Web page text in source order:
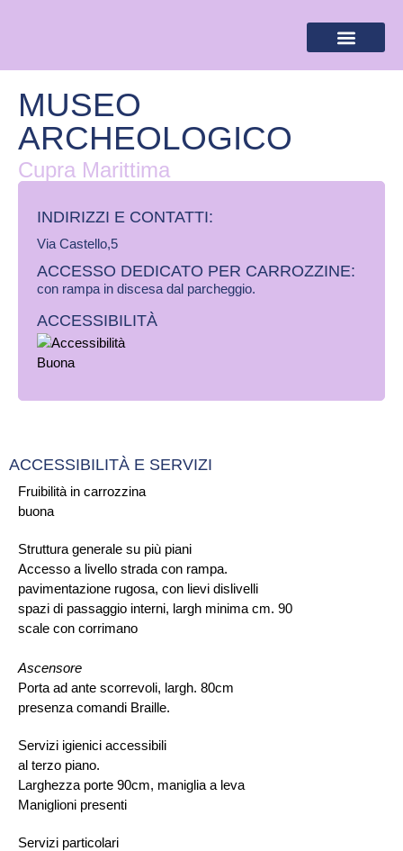
MUSEO
ARCHEOLOGICO
Cupra Marittima
INDIRIZZI E CONTATTI:​
Via Castello,5
ACCESSO DEDICATO PER CARROZZINE:
con rampa in discesa dal parcheggio.
ACCESSIBILITÀ
Fruibilità in carrozzina
buona
Struttura generale su più piani
Accesso a livello strada con rampa.
pavimentazione rugosa, con lievi dislivelli
spazi di passaggio interni, largh minima cm. 90
scale con corrimano
Ascensore
Porta ad ante scorrevoli, largh. 80cm
presenza comandi Braille.
Servizi igienici accessibili
al terzo piano.
Larghezza porte 90cm, maniglia a leva
Maniglioni presenti
Servizi particolari
ACCESSIBILITÀ E SERVIZI